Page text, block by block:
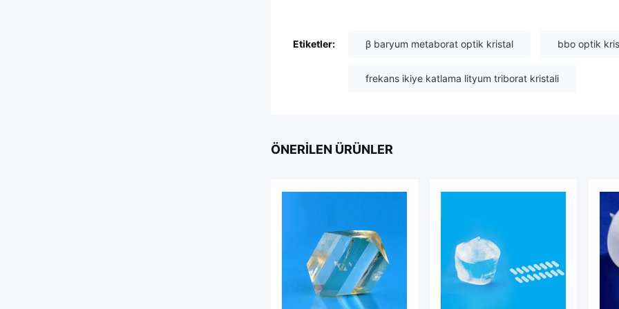
Etiketler: β baryum metaborat optik kristal bbo optik
frekans ikiye katlama lityum triborat kristali
ÖNERILEN ÜRÜNLER